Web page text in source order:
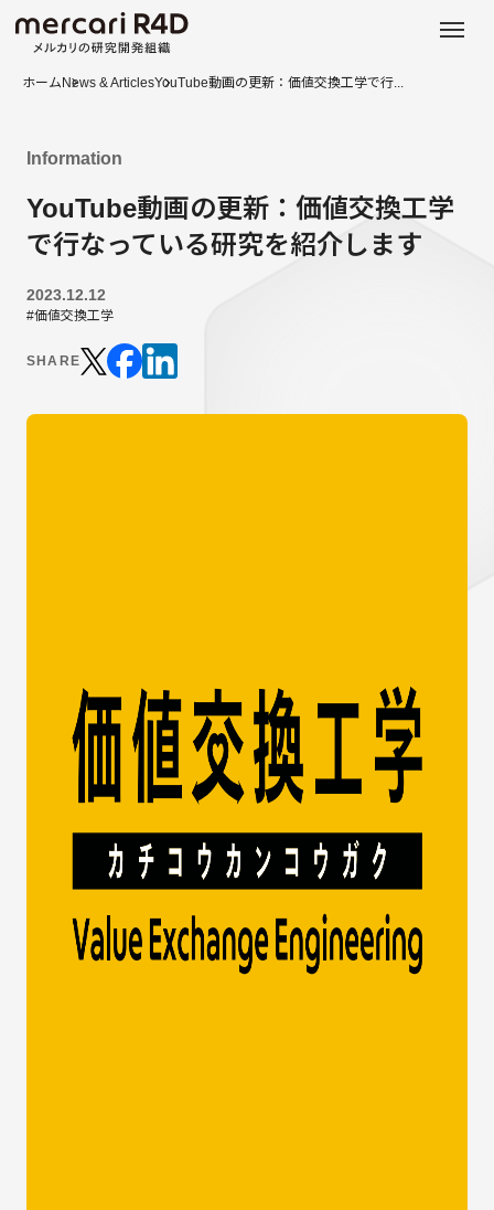
ホーム News & ArticlesYouTube動画の更新：価値交換工学で行...
Information
YouTube動画の更新：価値交換工学
で行なっている研究を紹介します
2023.12.12
#価値交換工学
SHARE